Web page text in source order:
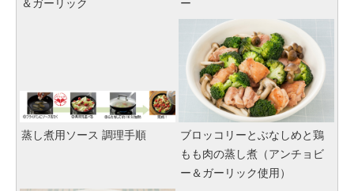
＆ガーリック
ー
蒸し煮用ソース 調理手順
ブロッコリーとぶなしめと鶏
もも肉の蒸し煮（アンチョビ
ー＆ガーリック使用）